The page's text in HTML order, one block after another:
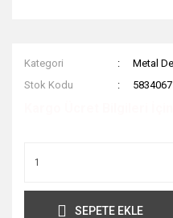
Kategori
Metal
Stok Kodu
SEPETE EKLE